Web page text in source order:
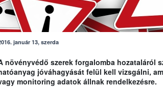
január 13, szerda
növényvédő szerek forgalomba hozataláról
jóváhagyását felül kell vizsgálni,
monitoring adatok állnak rendelkezésre.